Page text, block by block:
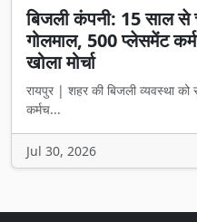
बिजली कंपनी: 15 साल
गोलमाल, 500 प्लेसमेंट
खोला मोर्चा
रायपुर | शहर की बिजली व्यवस्था
कर्मच...
Jul 30, 2026